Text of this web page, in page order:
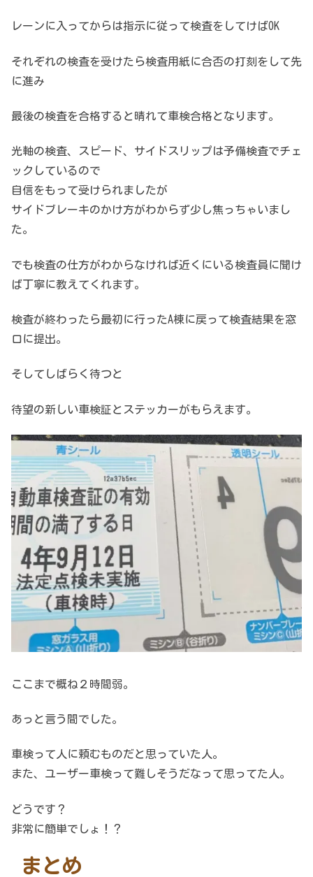
レーンに入ってからは指示に従って検査をしてけばOK
それぞれの検査を受けたら検査用紙に合否の打刻をして先
に進み
最後の検査を合格すると晴れて車検合格となります。
光軸の検査、スピード、サイドスリップは予備検査でチェ
ックしているので
自信をもって受けられましたが
サイドブレーキのかけ方がわからず少し焦っちゃいまし
た。
でも検査の仕方がわからなければ近くにいる検査員に聞け
ば丁寧に教えてくれます。
検査が終わったら最初に行ったA棟に戻って検査結果を窓
口に提出。
そしてしばらく待つと
待望の新しい車検証とステッカーがもらえます。
ここまで概ね２時間弱。
あっと言う間でした。
車検って人に頼むものだと思っていた人。
また、ユーザー車検って難しそうだなって思ってた人。
どうです？
非常に簡単でしょ！？
まとめ